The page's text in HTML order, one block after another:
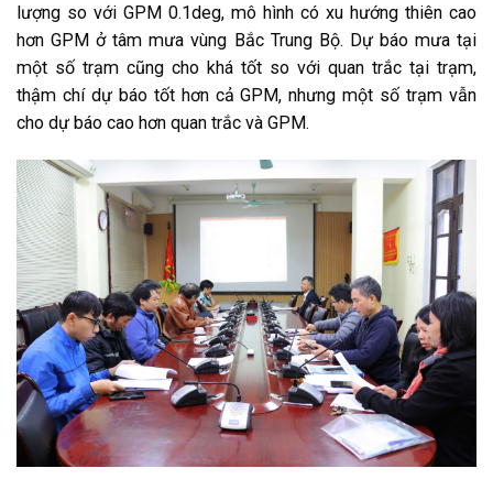
lượng so với GPM 0.1deg, mô hình có xu hướng thiên cao
hơn GPM ở tâm mưa vùng Bắc Trung Bộ. Dự báo mưa tại
một số trạm cũng cho khá tốt so với quan trắc tại trạm,
thậm chí dự báo tốt hơn cả GPM, nhưng một số trạm vẫn
cho dự báo cao hơn quan trắc và GPM.